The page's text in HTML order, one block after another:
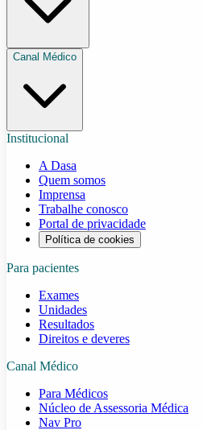
Canal Médico
Institucional
A Dasa
Quem somos
Imprensa
Trabalhe conosco
Portal de privacidade
Política de cookies
Para pacientes
Exames
Unidades
Resultados
Direitos e deveres
Canal Médico
Para Médicos
Núcleo de Assessoria Médica
Nav Pro